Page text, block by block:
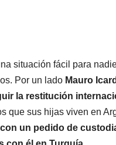
situación fácil para
Por un lado Mauro
la restitución
que sus hijas viven en
un pedido de